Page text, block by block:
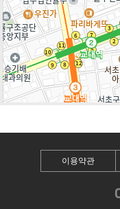
이용약관